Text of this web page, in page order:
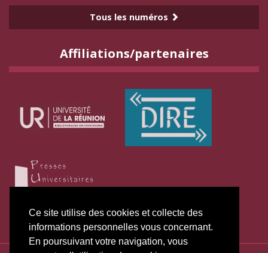
Ce site utilise des cookies et collecte des
informations personnelles vous concernant.
En poursuivant votre navigation, vous
Tous les numéros
Affiliations/partenaires